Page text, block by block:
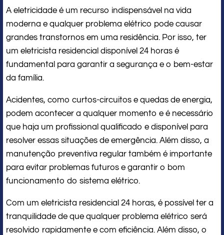
A eletricidade é um recurso indispensável na vida
moderna e qualquer problema elétrico pode causar
grandes transtornos em uma residência. Por isso, ter
um eletricista residencial disponível 24 horas é
fundamental para garantir a segurança e o bem-estar
da família.
Acidentes, como curtos-circuitos e quedas de energia,
podem acontecer a qualquer momento e é necessário
que haja um profissional qualificado e disponível para
resolver essas situações de emergência. Além disso, a
manutenção preventiva regular também é importante
para evitar problemas futuros e garantir o bom
funcionamento do sistema elétrico.
Com um eletricista residencial 24 horas, é possível ter a
tranquilidade de que qualquer problema elétrico será
resolvido rapidamente e com eficiência. Além disso, o